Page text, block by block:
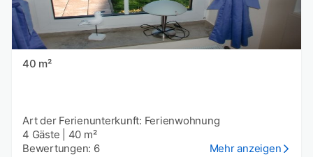
40 m²
Art der Ferienunterkunft: Ferienwohnung
4 Gäste
40 m²
Bewertungen: 6
Mehr anzeigen